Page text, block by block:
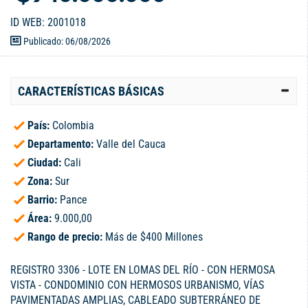
ID WEB: 2001018
Publicado: 06/08/2026
CARACTERÍSTICAS BÁSICAS
País: Colombia
Departamento: Valle del Cauca
Ciudad: Cali
Zona: Sur
Barrio: Pance
Área: 9.000,00
Rango de precio: Más de $400 Millones
REGISTRO 3306 - LOTE EN LOMAS DEL RÍO - CON HERMOSA
VISTA - CONDOMINIO CON HERMOSOS URBANISMO, VÍAS
PAVIMENTADAS AMPLIAS, CABLEADO SUBTERRÁNEO DE